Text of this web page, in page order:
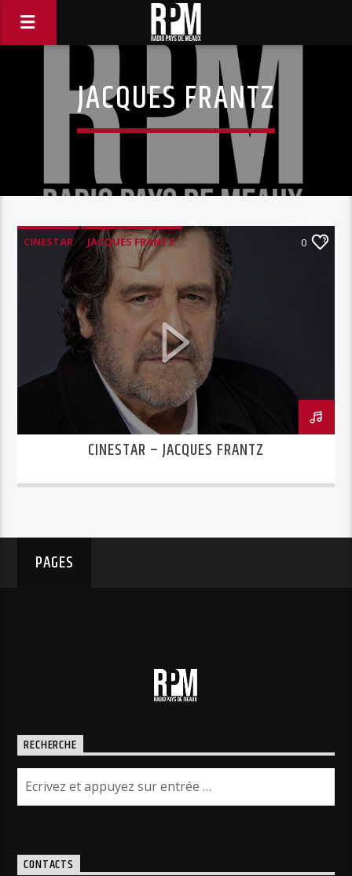
JACQUES FRANTZ
CINESTAR JACQUES FRANTZ 0
CINESTAR – JACQUES FRANTZ
PAGES
RECHERCHE
CONTACTS